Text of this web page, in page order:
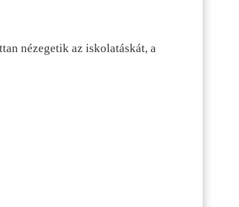
nézegetik az iskolatáskát, a